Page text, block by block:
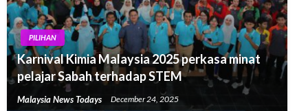
PILIHAN
Karnival Kimia Malaysia 2025 perkasa minat
pelajar Sabah terhadap STEM
Malaysia News Todays December 24, 2025